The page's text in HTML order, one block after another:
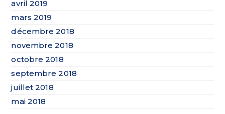
avril 2019
mars 2019
décembre 2018
novembre 2018
octobre 2018
septembre 2018
juillet 2018
mai 2018